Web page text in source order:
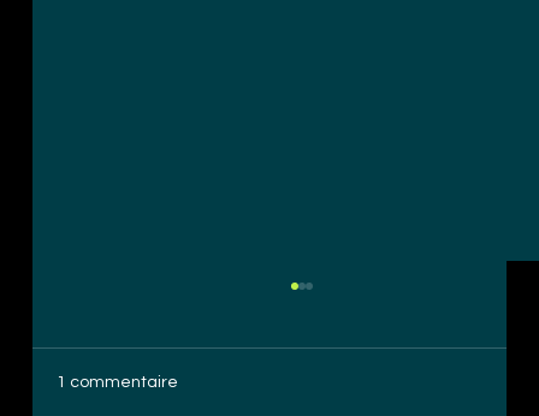
1 commentaire